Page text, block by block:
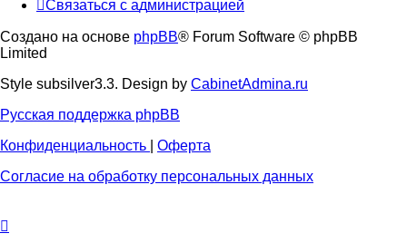
Связаться
администрацией
Связаться с администрацией
Создано на основе phpBB® Forum Software © phpBB
Limited
Style subsilver3.3. Design by CabinetAdmina.ru
Русская поддержка phpBB
Конфиденциальность
Оферта
Согласие на обработку персональных данных